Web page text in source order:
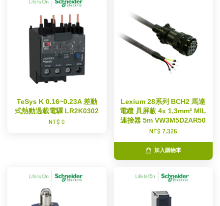
TeSys K 0.16~0.23A 差動
式熱動過載電驛 LR2K0302
NT$ 0
Lexium 28系列 BCH2 馬達
電纜 具屏蔽 4x 1,3mm² MIL
連接器 5m VW3M5D2AR50
NT$ 7,326
加入購物車